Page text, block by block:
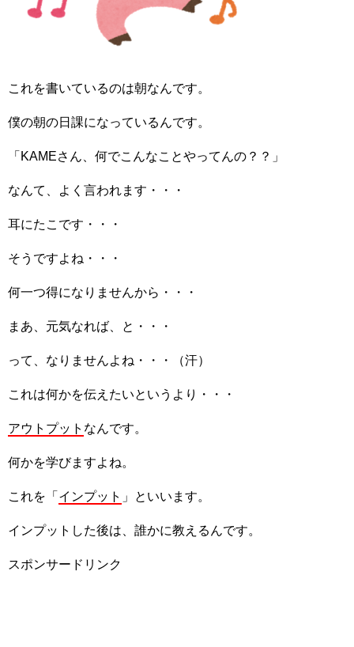
これを書いているのは朝なんです。
僕の朝の日課になっているんです。
「KAMEさん、何でこんなことやってんの？？」
なんて、よく言われます・・・
耳にたこです・・・
そうですよね・・・
何一つ得になりませんから・・・
まあ、元気なれば、と・・・
って、なりませんよね・・・（汗）
これは何かを伝えたいというより・・・
アウトプット なんです。
何かを学びますよね。
これを「 インプット 」といいます。
インプットした後は、誰かに教えるんです。
スポンサードリンク